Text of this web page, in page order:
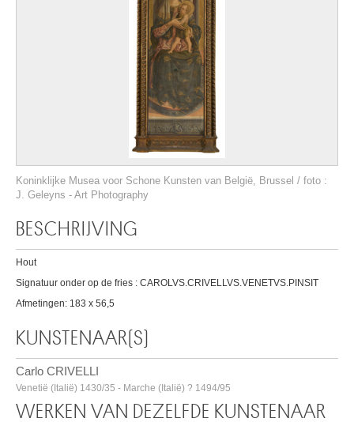
Koninklijke Musea voor Schone Kunsten van België, Brussel / foto :
J. Geleyns - Art Photography
BESCHRIJVING
Hout
Signatuur onder op de fries : CAROLVS.CRIVELLVS.VENETVS.PINSIT
Afmetingen: 183 x 56,5
KUNSTENAAR(S)
Carlo CRIVELLI
Venetië (Italië) 1430/35 - Marche (Italië) ? 1494/95
WERKEN VAN DEZELFDE KUNSTENAAR